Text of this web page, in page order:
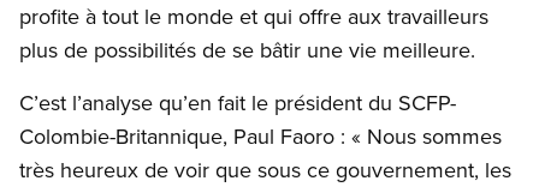
profite à tout le monde et qui offre aux travailleurs
plus de possibilités de se bâtir une vie meilleure.
C’est l’analyse qu’en fait le président du SCFP-
Colombie-Britannique, Paul Faoro : « Nous sommes
très heureux de voir que sous ce gouvernement, les